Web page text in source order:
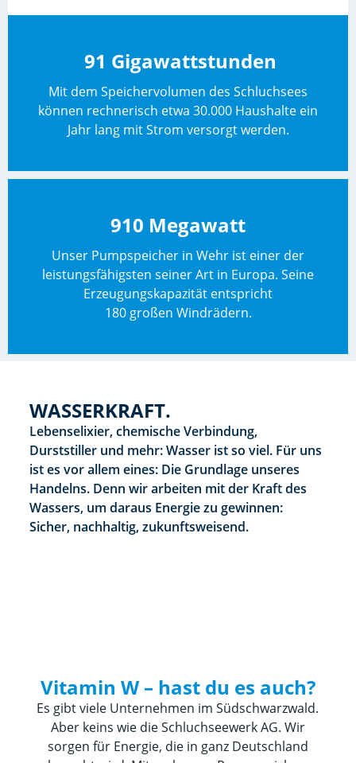
91 Gigawattstunden
Mit dem Speichervolumen des Schluchsees
können rechnerisch etwa 30.000 Haushalte ein
Jahr lang mit Strom versorgt werden.
910 Megawatt
Unser Pumpspeicher in Wehr ist einer der
leistungsfähigsten seiner Art in Europa. Seine
Erzeugungskapazität entspricht
180 großen Windrädern.
WASSERKRAFT.
Lebenselixier, chemische Verbindung,
Durststiller und mehr: Wasser ist so viel. Für uns
ist es vor allem eines: Die Grundlage unseres
Handelns. Denn wir arbeiten mit der Kraft des
Wassers, um daraus Energie zu gewinnen:
Sicher, nachhaltig, zukunftsweisend.
Vitamin W – hast du es auch?
Es gibt viele Unternehmen im Südschwarzwald.
Aber keins wie die Schluchseewerk AG. Wir
sorgen für Energie, die in ganz Deutschland